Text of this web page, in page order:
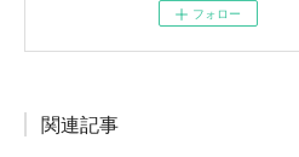
フォロー
関連記事